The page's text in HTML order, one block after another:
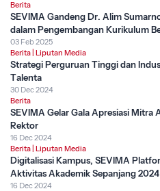
Berita
SEVIMA Gandeng Dr. Alim
dalam Pengembangan Kurikulum
03 Feb 2025
Berita Liputan Media
Strategi Perguruan Tinggi dan
Talenta
30 Dec 2024
Berita
SEVIMA Gelar Gala Apresiasi Mitra
Rektor
16 Dec 2024
Berita Liputan Media
Digitalisasi Kampus, SEVIMA
Aktivitas Akademik Sepanjang 2024
16 Dec 2024